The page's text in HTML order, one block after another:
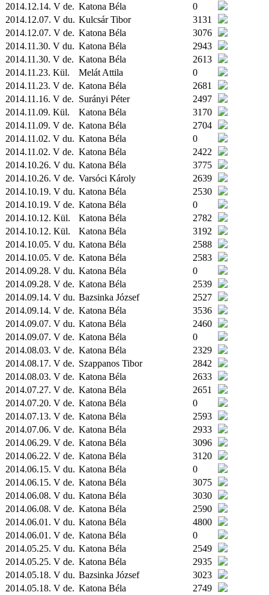
2014.12.14. V de. Katona Béla
0
2014.12.07. V du. Kulcsár Tibor
3131
2014.12.07. V de. Katona Béla
3076
2014.11.30. V du. Katona Béla
2943
2014.11.30. V de. Katona Béla
2613
2014.11.23. Kül. Melát Attila
0
2014.11.23. V de. Katona Béla
2681
2014.11.16. V de. Surányi Péter
2497
2014.11.09. Kül. Katona Béla
3170
2014.11.09. V de. Katona Béla
2704
2014.11.02. V du. Katona Béla
0
2014.11.02. V de. Katona Béla
2422
2014.10.26. V du. Katona Béla
3775
2014.10.26. V de. Varsóci Károly
2639
2014.10.19. V du. Katona Béla
2530
2014.10.19. V de. Katona Béla
0
2014.10.12. Kül. Katona Béla
2782
2014.10.12. Kül. Katona Béla
3192
2014.10.05. V du. Katona Béla
2588
2014.10.05. V de. Katona Béla
2583
2014.09.28. V du. Katona Béla
0
2014.09.28. V de. Katona Béla
2539
2014.09.14. V du. Bazsinka József
2527
2014.09.14. V de. Katona Béla
3536
2014.09.07. V du. Katona Béla
2460
2014.09.07. V de. Katona Béla
0
2014.08.03. V de. Katona Béla
2329
2014.08.17. V de. Szappanos Tibor
2842
2014.08.03. V de. Katona Béla
2633
2014.07.27. V de. Katona Béla
2651
2014.07.20. V de. Katona Béla
0
2014.07.13. V de. Katona Béla
2593
2014.07.06. V de. Katona Béla
2933
2014.06.29. V de. Katona Béla
3096
2014.06.22. V de. Katona Béla
3120
2014.06.15. V du. Katona Béla
0
2014.06.15. V de. Katona Béla
3075
2014.06.08. V du. Katona Béla
3030
2014.06.08. V de. Katona Béla
2590
2014.06.01. V du. Katona Béla
4800
2014.06.01. V de. Katona Béla
0
2014.05.25. V du. Katona Béla
2549
2014.05.25. V de. Katona Béla
2935
2014.05.18. V du. Bazsinka József
3023
2014.05.18. V de. Katona Béla
2749